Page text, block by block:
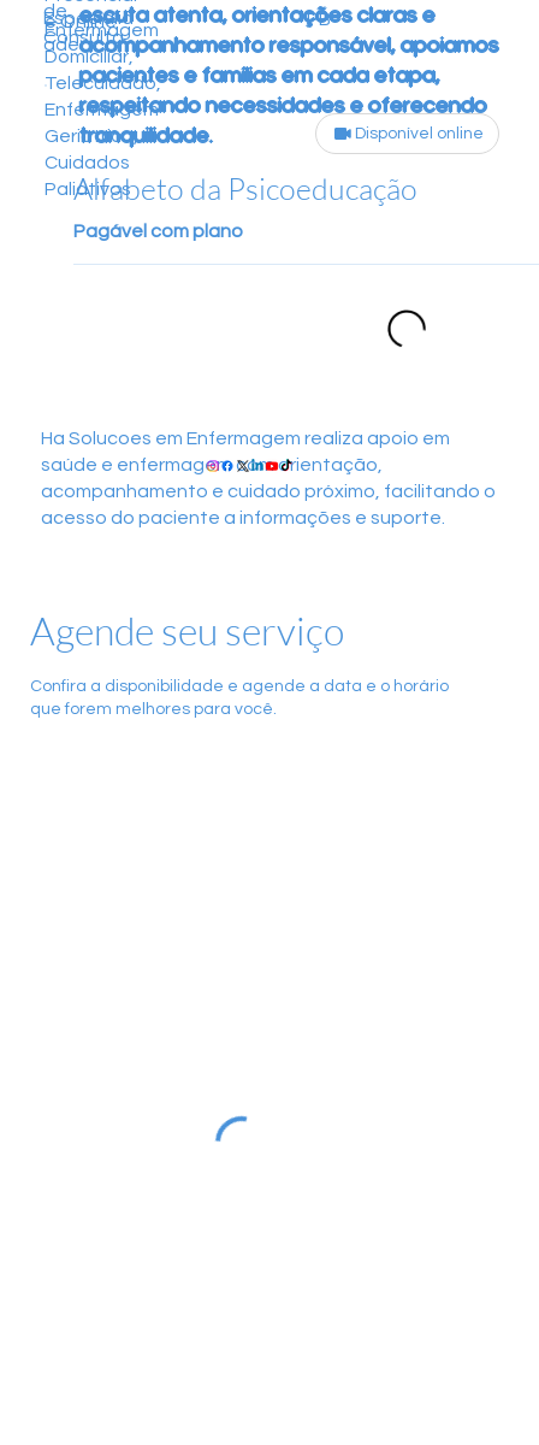
escuta atenta, orientações claras e
acompanhamento responsável, apoiamos
pacientes e famílias em cada etapa,
respeitando necessidades e oferecendo
tranquilidade.
Especialid
ade
Enfermagem
Domiciliar,
Telecuidado,
Enfermagem
Geriátrica,
Cuidados
Paliativos
Disponível online
Alfabeto da Psicoeducação
Pagável com plano
de
Consulta
e Online
PB
Agende seu serviço
Confira a disponibilidade e agende a data e o horário
que forem melhores para você.
Ha Solucoes em Enfermagem realiza apoio em
saúde e enfermagem com orientação,
acompanhamento e cuidado próximo, facilitando o
acesso do paciente a informações e suporte.